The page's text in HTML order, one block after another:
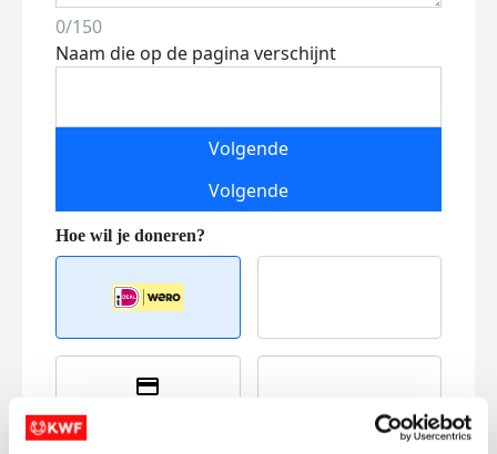
0/150
Naam die op de pagina verschijnt
Volgende
Volgende